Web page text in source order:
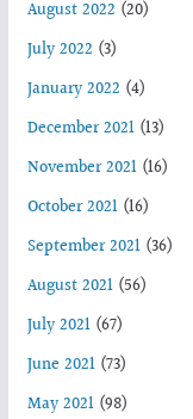
August 2022 (20)
July 2022 (3)
January 2022 (4)
December 2021(13)
November 2021(16)
October 2021(16)
September 2021(36)
August 2021(56)
July 2021(67)
June 2021(73)
May 2021(98)